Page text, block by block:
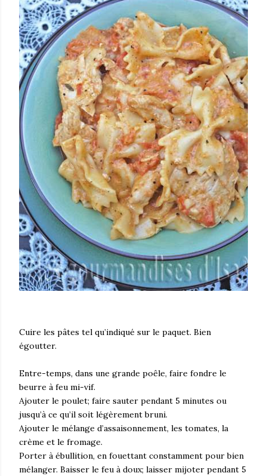
Cuire les pâtes tel qu’indiqué sur le paquet. Bien
égoutter.
Entre-temps, dans une grande poêle, faire fondre le
beurre à feu mi-vif.
Ajouter le poulet; faire sauter pendant 5 minutes ou
jusqu’à ce qu’il soit légèrement bruni.
Ajouter le mélange d’assaisonnement, les tomates, la
crème et le fromage.
Porter à ébullition, en fouettant constamment pour bien
mélanger. Baisser le feu à doux; laisser mijoter pendant 5